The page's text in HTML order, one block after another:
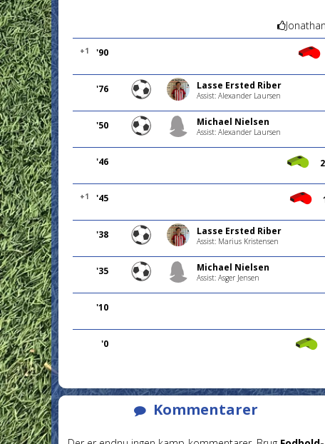
'90
+1
'76 Lasse Ersted Riber
Assist: Alexander Laursen
'50 Michael Nielsen
Assist: Alexander Laursen
'46
'45
+1
'38 Lasse Ersted Riber
Assist: Marius Kristensen
'35 Michael Nielsen
Assist: Asger Jensen
'10
'0
Kommentarer